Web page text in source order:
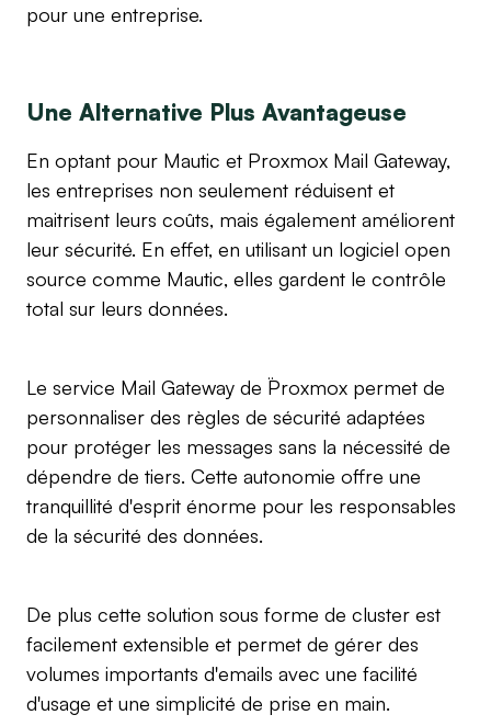
pour une entreprise.
Une Alternative Plus Avantageuse
En optant pour Mautic et Proxmox Mail Gateway,
les entreprises non seulement réduisent et
maitrisent leurs coûts, mais également améliorent
leur sécurité. En effet, en utilisant un logiciel open
source comme Mautic, elles gardent le contrôle
total sur leurs données.
Le service Mail Gateway de ¨Proxmox permet de
personnaliser des règles de sécurité adaptées
pour protéger les messages sans la nécessité de
dépendre de tiers. Cette autonomie offre une
tranquillité d'esprit énorme pour les responsables
de la sécurité des données.
De plus cette solution sous forme de cluster est
facilement extensible et permet de gérer des
volumes importants d'emails avec une facilité
d'usage et une simplicité de prise en main.